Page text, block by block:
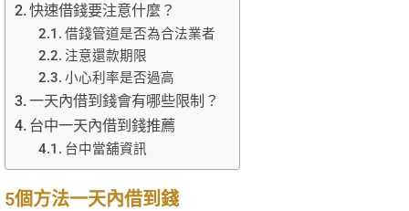
快速借錢要注意什麼？
借錢管道是否為合法業者
注意還款期限
小心利率是否過高
一天內借到錢會有哪些限制？
台中一天內借到錢推薦
台中當舖資訊
5個方法一天內借到錢